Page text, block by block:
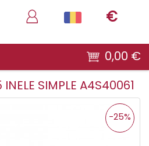
€
0,00 €
SIMPLE A4S40061
-25%